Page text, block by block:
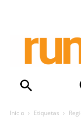
Inicio Etiquetas